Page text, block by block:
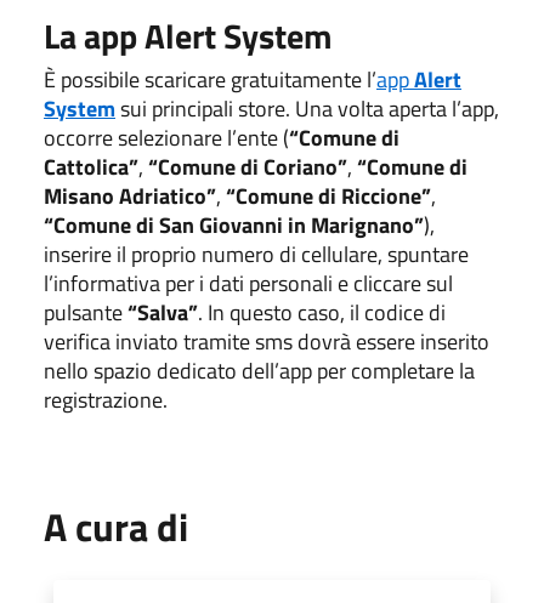
La app Alert System
È possibile scaricare gratuitamente l’appAlert
Systemsui principali store. Una volta aperta l’app,
occorre selezionare l’ente (“Comune di
Cattolica”,“Comune di Coriano”,“Comune di
Misano Adriatico”,“Comune di Riccione”,
“Comune di San Giovanni in Marignano”),
inserire il proprio numero di cellulare, spuntare
l’informativa per i dati personali e cliccare sul
pulsante“Salva”. In questo caso, il codice di
verifica inviato tramite sms dovrà essere inserito
nello spazio dedicato dell’app per completare la
registrazione.
A cura di